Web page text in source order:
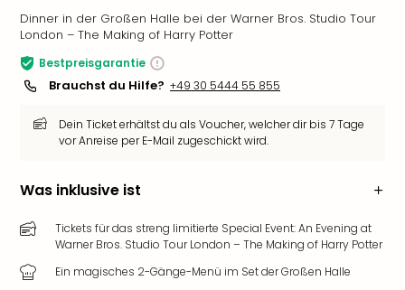
Dinner in der Großen Halle bei der Warner Bros. Studio Tour
London – The Making of Harry Potter
Bestpreisgarantie
Brauchst du Hilfe? +49 30 5444 55 855
Dein Ticket erhältst du als Voucher, welcher dir bis 7 Tage
vor Anreise per E-Mail zugeschickt wird.
Was inklusive ist
Tickets für das streng limitierte Special Event: An Evening at
Warner Bros. Studio Tour London – The Making of Harry Potter
Ein magisches 2-Gänge-Menü im Set der Großen Halle